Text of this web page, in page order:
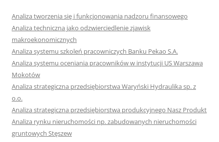
Analiza tworzenia się i funkcjonowania nadzoru finansowego
Analiza techniczna jako odzwierciedlenie zjawisk
makroekonomicznych
Analiza systemu szkoleń pracowniczych Banku Pekao S.A.
Analiza systemu oceniania pracowników w instytucji US Warszawa
Mokotów
Analiza strategiczna przedsiębiorstwa Waryński Hydraulika sp. z
o.o.
Analiza strategiczna przedsiębiorstwa produkcyjnego Nasz Produkt
Analiza rynku nieruchomości np. zabudowanych nieruchomości
gruntowych Stęszew